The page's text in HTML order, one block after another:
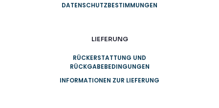
DATENSCHUTZBESTIMMUNGEN
LIEFERUNG
RÜCKERSTATTUNG UND
RÜCKGABEBEDINGUNGEN
INFORMATIONEN ZUR LIEFERUNG